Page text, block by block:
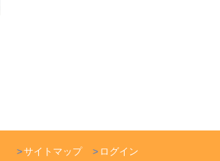
ログイン
サイトマップ